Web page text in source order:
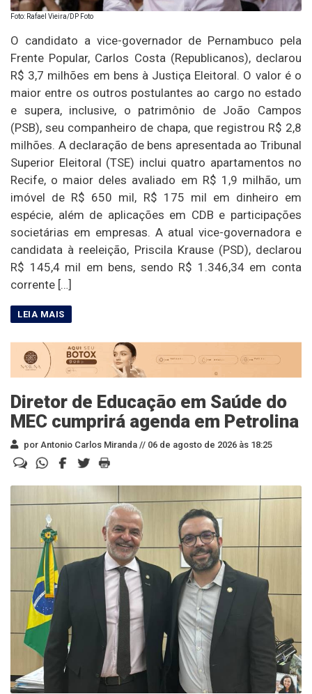
Foto: Rafael Vieira/DP Foto
O candidato a vice-governador de Pernambuco pela
Frente Popular, Carlos Costa (Republicanos), declarou
R$ 3,7 milhões em bens à Justiça Eleitoral. O valor é o
maior entre os outros postulantes ao cargo no estado
e supera, inclusive, o patrimônio de João Campos
(PSB), seu companheiro de chapa, que registrou R$ 2,8
milhões. A declaração de bens apresentada ao Tribunal
Superior Eleitoral (TSE) inclui quatro apartamentos no
Recife, o maior deles avaliado em R$ 1,9 milhão, um
imóvel de R$ 650 mil, R$ 175 mil em dinheiro em
espécie, além de aplicações em CDB e participações
societárias em empresas. A atual vice-governadora e
candidata à reeleição, Priscila Krause (PSD), declarou
R$ 145,4 mil em bens, sendo R$ 1.346,34 em conta
corrente […]
Diretor de Educação em Saúde do
MEC cumprirá agenda em Petrolina
por Antonio Carlos Miranda // 06 de agosto de 2026 às 18:25